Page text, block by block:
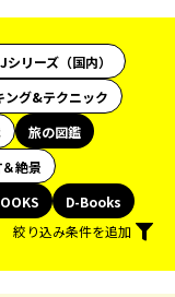
リーズ（国内）
ング&テクニック
旅の図鑑
絶景
D-Books
絞り込み条件を追加